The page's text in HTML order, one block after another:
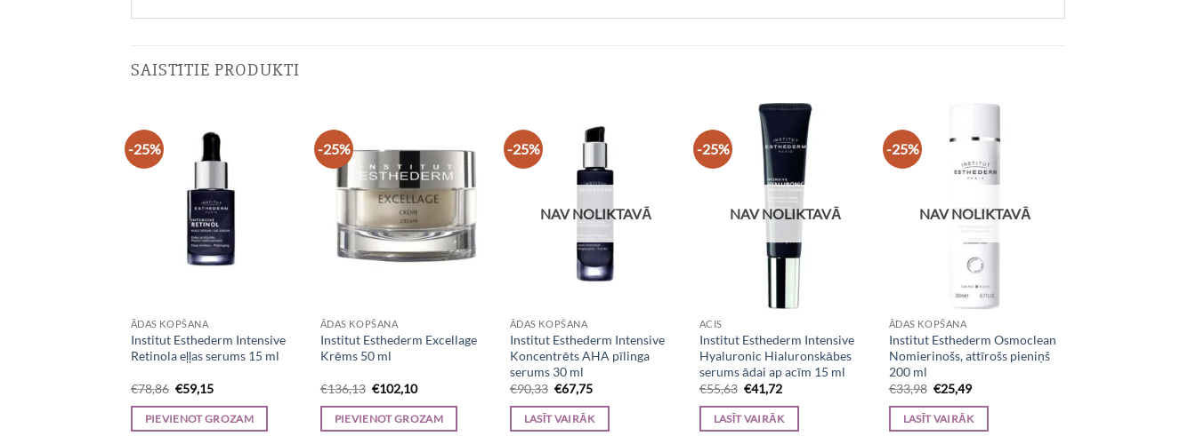
SAISTĪTIE PRODUKTI
-25%
ĀDAS KOPŠANA
Institut Esthederm Intensive
Retinola eļļas serums 15 ml
€78,86 Original
price
was:
€78,86.
€59,15Current
is:
€59,15.
PIEVIENOT GROZAM
-25%
ĀDAS KOPŠANA
Institut Esthederm Excellage
Krēms 50 ml
€136,13 Original
was:
€136,13.
€102,10Current
is:
€102,10.
PIEVIENOT GROZAM
-25%
NAV NOLIKTAVĀ
ĀDAS KOPŠANA
Institut Esthederm Intensive
Koncentrēts AHA pīlinga
serums 30 ml
€90,33 Original
price
was:
€90,33.
€67,75Current
is:
€67,75.
LASĪT VAIRĀK
-25%
NAV NOLIKTAVĀ
ACIS
Institut Esthederm Intensive
Hyaluronic Hialuronskābes
serums ādai ap acīm 15 ml
€55,63 Original
price
was:
€55,63.
€41,72Current
is:
€41,72.
LASĪT VAIRĀK
-25%
NAV NOLIKTAVĀ
ĀDAS KOPŠANA
Institut Esthederm Osmoclean
Nomierinošs, attīrošs pieniņš
200 ml
€33,98 Original
price
was:
€33,98.
€25,49Current
is:
€25,49.
LASĪT VAIRĀK